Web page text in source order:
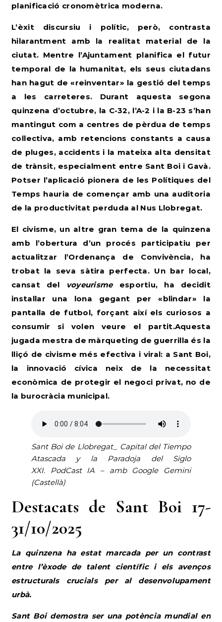
planificació cronomètrica moderna.
L’èxit discursiu i polític, però, contrasta
hilarantment amb la realitat material de la
ciutat. Mentre l’Ajuntament planifica el futur
temporal de la humanitat, els seus ciutadans
han hagut de «reinventar» la gestió del temps
a les carreteres. Durant aquesta segona
quinzena d’octubre, la C-32, l’A-2 i la B-23 s’han
mantingut com a centres de pèrdua de temps
col·lectiva, amb retencions constants a causa
de pluges, accidents i la mateixa alta densitat
de trànsit, especialment entre Sant Boi i Gavà.
Potser l’aplicació pionera de les Polítiques del
Temps hauria de començar amb una auditoria
de la productivitat perduda al Nus Llobregat.
El civisme, un altre gran tema de la quinzena
amb l’obertura d’un procés participatiu per
actualitzar l’Ordenança de Convivència, ha
trobat la seva sàtira perfecta. Un bar local,
cansat del
voyeurismeesportiu, ha decidit
instal·lar una lona gegant per «blindar» la
pantalla de futbol, forçant així els curiosos a
consumir si volen veure el partit.Aquesta
jugada mestra de màrqueting de guerrilla és la
lliçó de civisme més efectiva i viral: a Sant Boi,
la innovació cívica neix de la necessitat
econòmica de protegir el negoci privat, no de
la burocràcia municipal.
Sant Boi de Llobregat_ Capital del Tiempo
Atascada y la Paradoja del Siglo
XXI. PodCast IA – amb Google Gemini
(Castellà)
Destacats de Sant Boi 17-
31/10/2025
La quinzena ha estat marcada per un contrast
entre l’èxode de talent científic i els avenços
estructurals crucials per al desenvolupament
urbà.
Sant Boi demostra ser una potència mundial en